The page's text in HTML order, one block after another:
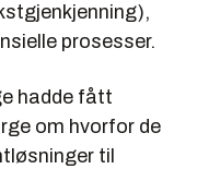
prosesser.
hadde fått
om hvorfor de
til